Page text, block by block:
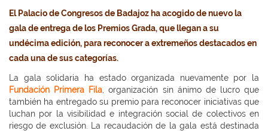
El Palacio de Congresos de Badajoz ha acogido de nuevo la
gala de entrega de los Premios Grada, que llegan a su
undécima edición, para reconocer a extremeños destacados en
cada una de sus categorías.
La gala solidaria ha estado organizada nuevamente por la
Fundación Primera Fila , organización sin ánimo de lucro que
también ha entregado su premio para reconocer iniciativas que
luchan por la visibilidad e integración social de colectivos en
riesgo de exclusión. La recaudación de la gala está destinada